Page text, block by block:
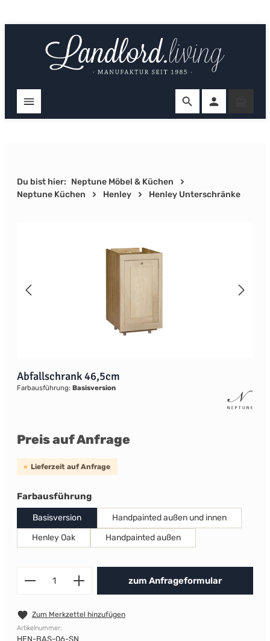
Du bist hier: Neptune Möbel & Küchen
Neptune Küchen
Henley Henley Unterschränke
Abfallschrank 46,5cm
Farbausführung: Basisversion
Preis auf Anfrage
Lieferzeit auf Anfrage
Farbausführungauswählen
Basisversion
Handpainted außen und innen
Henley Oak
Handpainted außen
Produkt Anzahl: Gib den
zum Anfrageformular
Zum Merkzettel hinzufügen
Artikelnummer:
HEN-BAS-06-SN